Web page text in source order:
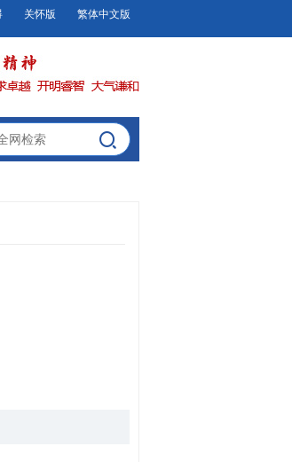
关怀版 繁体中文版